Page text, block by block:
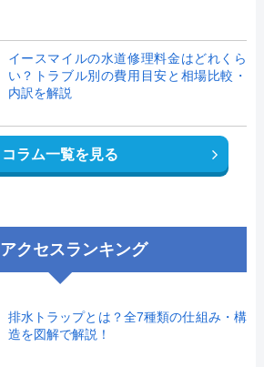
イースマイルの水道修理料金はどれくら
い？トラブル別の費用目安と相場比較・
内訳を解説
コラム一覧を見る
アクセスランキング
排水トラップとは？全7種類の仕組み・構
造を図解で解説！